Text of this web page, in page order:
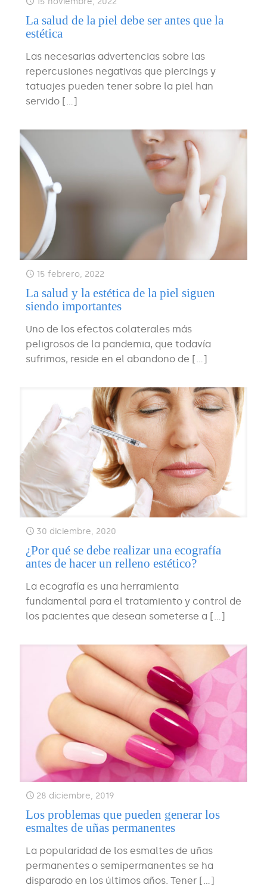
La salud de la piel debe ser antes que la
estética
Las necesarias advertencias sobre las
repercusiones negativas que piercings y
tatuajes pueden tener sobre la piel han
servido […]
15 febrero, 2022
La salud y la estética de la piel siguen
siendo importantes
Uno de los efectos colaterales más
peligrosos de la pandemia, que todavía
sufrimos, reside en el abandono de […]
30 diciembre, 2020
¿Por qué se debe realizar una ecografía
antes de hacer un relleno estético?
La ecografía es una herramienta
fundamental para el tratamiento y control de
los pacientes que desean someterse a […]
28 diciembre, 2019
Los problemas que pueden generar los
esmaltes de uñas permanentes
La popularidad de los esmaltes de uñas
permanentes o semipermanentes se ha
disparado en los últimos años. Tener […]